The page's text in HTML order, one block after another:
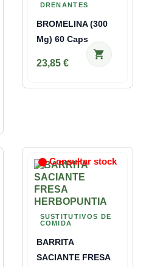
DRENANTES
BROMELINA (300
Mg) 60 Caps
23,85 €
shopping_cart
SUSTITUTIVOS DE
COMIDA
BARRITA
SACIANTE FRESA
Consultar stock